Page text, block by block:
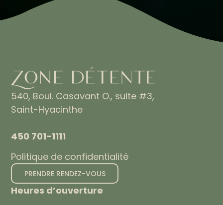
540, Boul. Casavant O., suite #3,
Saint-Hyacinthe
450 701-1111
Politique de confidentialité
PRENDRE RENDEZ-VOUS
Heures d’ouverture